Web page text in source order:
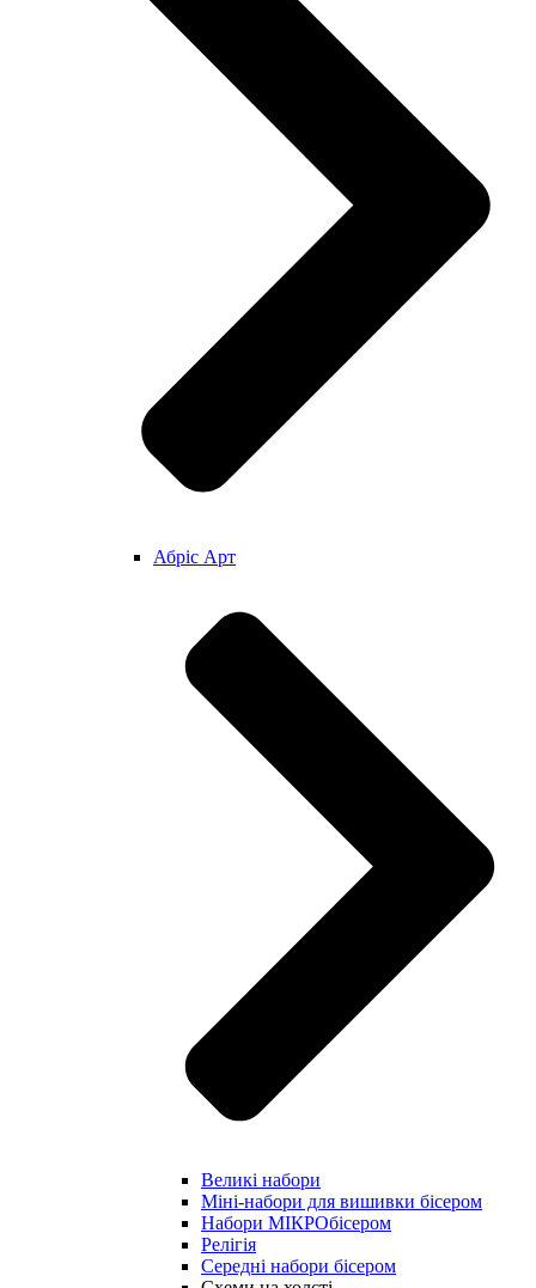
Абріс Арт
Великі набори
Міні-набори для вишивки бісером
Набори МІКРОбісером
Релігія
Середні набори бісером